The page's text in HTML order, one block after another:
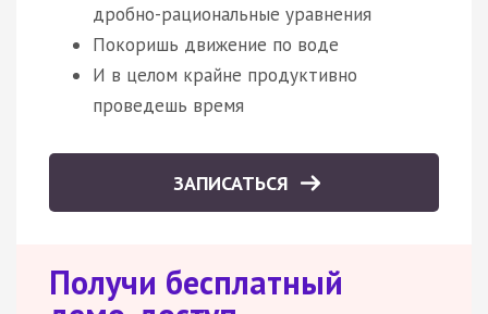
дробно-рациональные уравнения
Покоришь движение по воде
И в целом крайне продуктивно
проведешь время
ЗАПИСАТЬСЯ
Получи бесплатный